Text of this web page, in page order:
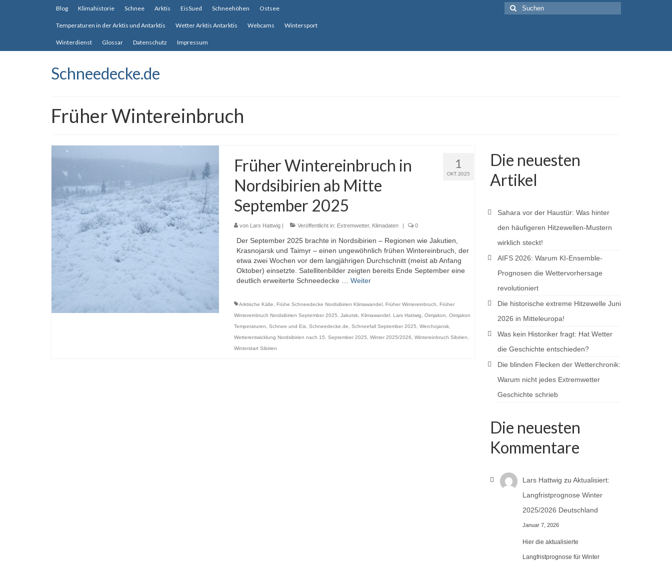
Blog Klimahistorie Schnee Arktis EisSued Schneehöhen Ostsee
Temperaturen in der Arktis und Antarktis Wetter Arktis Antarktis Webcams Wintersport
Winterdienst Glossar Datenschutz Impressum
Suche
nach:
Schneedecke.de
Früher Wintereinbruch
1
OKT. 2025
Früher Wintereinbruch in
Nordsibirien ab Mitte
September 2025
von Lars Hattwig| Veröffentlicht in: Extremwetter, Klimadaten | 0
Der September 2025 brachte in Nordsibirien – Regionen wie Jakutien,
Krasnojarsk und Taimyr – einen ungewöhnlich frühen Wintereinbruch, der
etwa zwei Wochen vor dem langjährigen Durchschnitt (meist ab Anfang
Oktober) einsetzte. Satellitenbilder zeigten bereits Ende September eine
deutlich erweiterte Schneedecke … Weiter
Arktische Kälte Frühe Schneedecke Nordsibirien Klimawandel, Früher Wintereinbruch
Früher
Wintereinbruch Nordsibirien September 2025
Jakutsk, Klimawandel, Lars Hattwig Oimjakon
Oimjakon
Temperaturen
Schnee und Eis, Schneedecke.de Schneefall September 2025 Werchojansk,
Wetterentwicklung Nordsibirien nach 15. September 2025
Winter 2025/2026 Wintereinbruch Sibirien
Winterstart Sibirien
Die neuesten
Artikel
Sahara vor der Haustür: Was hinter
den häufigeren Hitzewellen-Mustern
wirklich steckt!
AIFS 2026: Warum KI-Ensemble-
Prognosen die Wettervorhersage
revolutioniert
Die historische extreme Hitzewelle Juni
2026 in Mitteleuropa!
Was kein Historiker fragt: Hat Wetter
die Geschichte entschieden?
Die blinden Flecken der Wetterchronik:
Warum nicht jedes Extremwetter
Geschichte schrieb
Die neuesten
Kommentare
Lars Hattwig zu Aktualisiert:
Langfristprognose Winter
2025/2026 Deutschland
Januar 7, 2026
Hier die aktualisierte
Langfristprognose für Winter